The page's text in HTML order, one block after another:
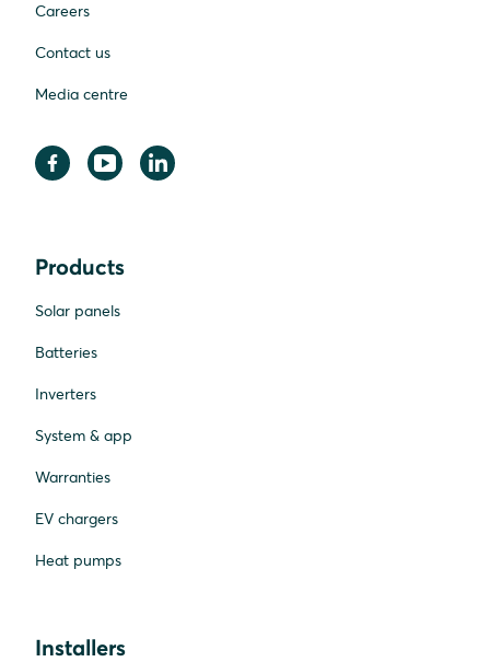
Careers
Contact us
Media centre
Products
Solar panels
Batteries
Inverters
System & app
Warranties
EV chargers
Heat pumps
Installers